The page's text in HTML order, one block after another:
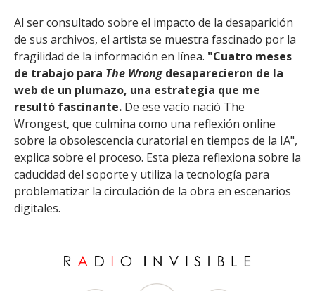
Al ser consultado sobre el impacto de la desaparición
de sus archivos, el artista se muestra fascinado por la
fragilidad de la información en línea. "Cuatro meses
de trabajo para The Wrongdesaparecieron de la
web de un plumazo, una estrategia que me
resultó fascinante. De ese vacío nació The
Wrongest, que culmina como una reflexión online
sobre la obsolescencia curatorial en tiempos de la IA",
explica sobre el proceso. Esta pieza reflexiona sobre la
caducidad del soporte y utiliza la tecnología para
problematizar la circulación de la obra en escenarios
digitales.